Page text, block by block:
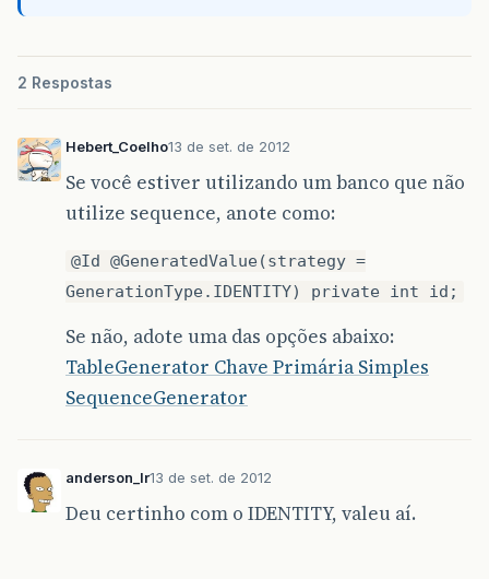
2 Respostas
Hebert_Coelho13 de set. de 2012
Se você estiver utilizando um banco que não
utilize sequence, anote como:
@Id @GeneratedValue(strategy =
GenerationType.IDENTITY) private int id;
Se não, adote uma das opções abaixo:
TableGenerator Chave Primária Simples
SequenceGenerator
anderson_lr13 de set. de 2012
Deu certinho com o IDENTITY, valeu aí.